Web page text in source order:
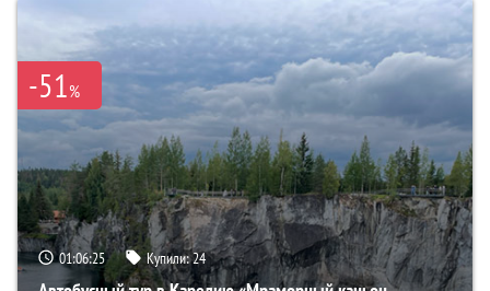
-51%
01:06:23 Купили:24